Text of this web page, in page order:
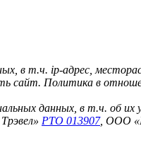
в т.ч. ip-адрес,
сайт. Политика в
данных, в т.ч. об их
РТО 013907, ООО